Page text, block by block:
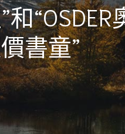
“OSDER
書童”